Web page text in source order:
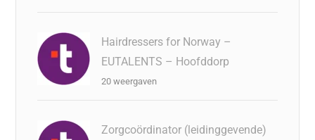
Hairdressers for Norway –
EUTALENTS – Hoofddorp
20 weergaven
Zorgcoördinator (leidinggevende)